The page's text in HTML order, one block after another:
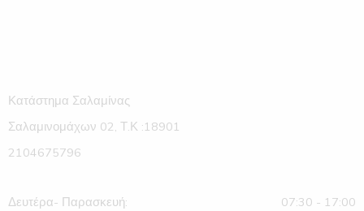
Κατάστημα Σαλαμίνας
Σαλαμινομάχων 02, Τ.Κ :18901
2104675796
Δευτέρα- Παρασκευή:
07:30 - 17:00